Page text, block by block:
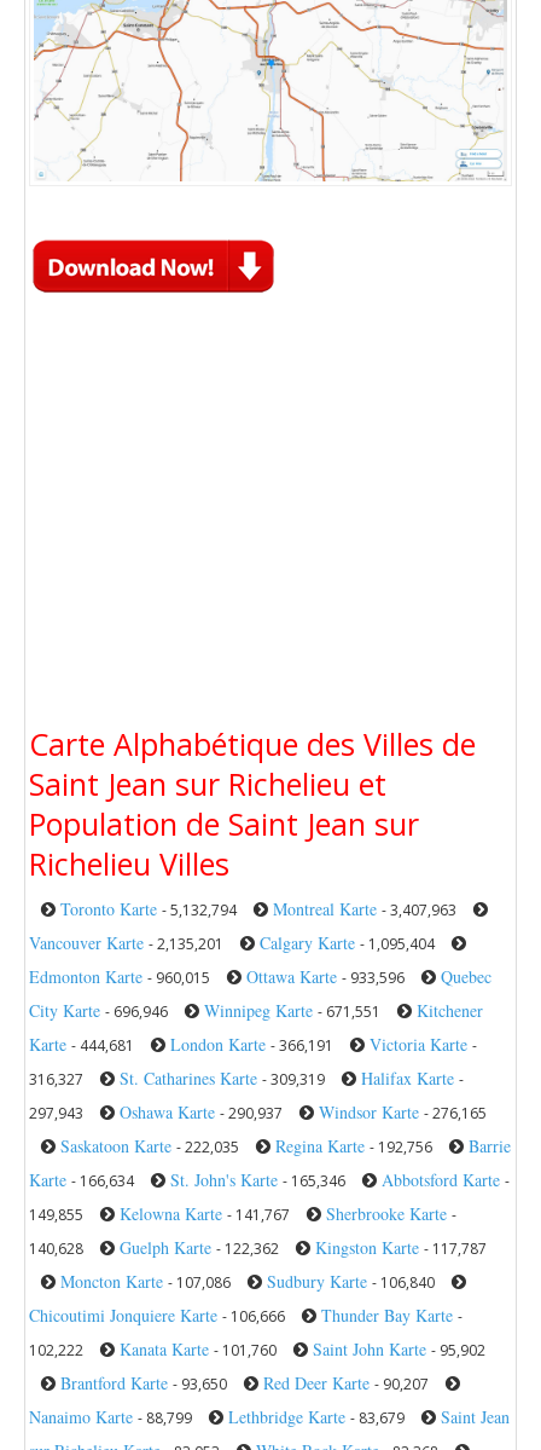
Carte Alphabétique des Villes de
Saint Jean sur Richelieu et
Population de Saint Jean sur
Richelieu Villes
Toronto Karte - 5,132,794 Montreal Karte - 3,407,963
Vancouver Karte - 2,135,201 Calgary Karte - 1,095,404
Edmonton Karte - 960,015 Ottawa Karte - 933,596
Quebec
City Karte - 696,946 Winnipeg Karte - 671,551
Kitchener
Karte - 444,681 London Karte - 366,191 Victoria Karte -
316,327
St. Catharines Karte - 309,319 Halifax Karte -
297,943
Oshawa Karte - 290,937 Windsor Karte - 276,165
Saskatoon Karte - 222,035 Regina Karte - 192,756
Barrie
Karte - 166,634 St. John's Karte - 165,346 Abbotsford Karte -
149,855
Kelowna Karte - 141,767 Sherbrooke Karte -
140,628
Guelph Karte - 122,362 Kingston Karte - 117,787
Moncton Karte - 107,086 Sudbury Karte - 106,840
Chicoutimi Jonquiere Karte - 106,666 Thunder Bay Karte -
102,222
Kanata Karte - 101,760 Saint John Karte - 95,902
Brantford Karte - 93,650 Red Deer Karte - 90,207
Nanaimo Karte - 88,799 Lethbridge Karte - 83,679
Saint Jean